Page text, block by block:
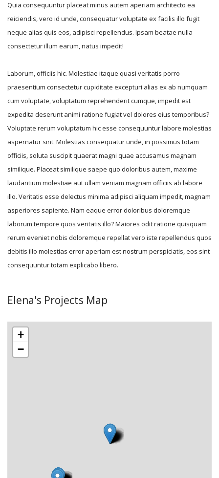
Quia consequuntur placeat minus autem aperiam architecto ea
reiciendis, vero id unde, consequatur voluptate ex facilis illo fugit
neque alias quis eos, adipisci repellendus. Ipsam beatae nulla
consectetur illum earum, natus impedit!
Laborum, officiis hic. Molestiae itaque quasi veritatis porro
praesentium consectetur cupiditate excepturi alias ex ab numquam
cum voluptate, voluptatum reprehenderit cumque, impedit est
expedita deserunt animi ratione fugiat vel dolores eius temporibus?
Voluptate rerum voluptatum hic esse consequuntur labore molestias
aspernatur sint. Molestias consequatur unde, in possimus totam
officiis, soluta suscipit quaerat magni quae accusamus magnam
similique. Placeat similique saepe quo doloribus autem, maxime
laudantium molestiae aut ullam veniam magnam officiis ab labore
illo. Veritatis esse delectus minima adipisci aliquam impedit, magnam
asperiores sapiente. Nam eaque error doloribus doloremque
laborum tempore quos veritatis illo? Maiores odit ratione quisquam
rerum eveniet nobis doloremque repellat vero iste repellendus quos
debitis illo molestias error aperiam est nostrum perspiciatis, eos sint
consequuntur totam explicabo libero.
Elena's Projects Map
+
−